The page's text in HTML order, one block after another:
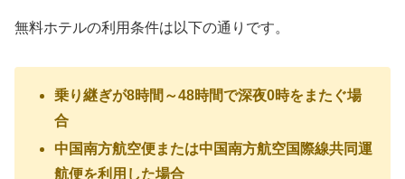
無料ホテルの利用条件は以下の通りです。
乗り継ぎが8時間～48時間で深夜0時をまたぐ場
合
中国南方航空便または中国南方航空国際線共同運
航便を利用した場合